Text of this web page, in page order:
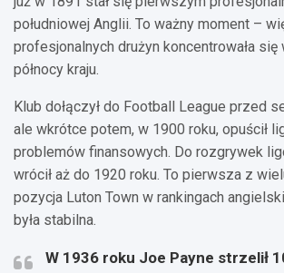
południowej Anglii. To ważny moment –
profesjonalnych drużyn koncentrowała
północy kraju.
Klub dołączył do Football League przed
ale wkrótce potem, w 1900 roku, opuścił
problemów finansowych. Do rozgrywek
wrócił aż do 1920 roku. To pierwsza z
pozycja Luton Town w rankingach
była stabilna.
W 1936 roku Joe Payne strzelił